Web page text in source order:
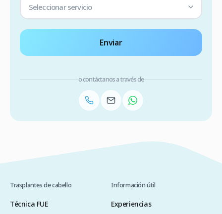
Seleccionar servicio
Enviar
o contáctanos a través de
Trasplantes de cabello
Técnica FUE
Información útil
Experiencias